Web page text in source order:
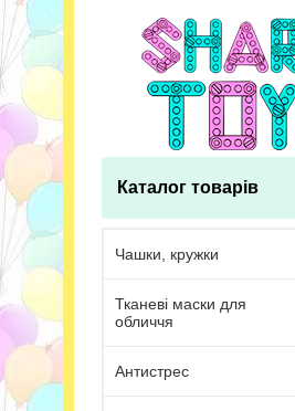
Каталог товарів
Чашки, кружки
Тканеві маски для
обличчя
Антистрес